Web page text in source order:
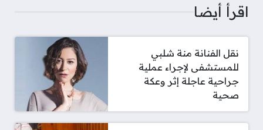
اقرأ أيضا
نقل الفنانة منة شلبي
للمستشفى لإجراء عملية
جراحية عاجلة إثر وعكة
صحية